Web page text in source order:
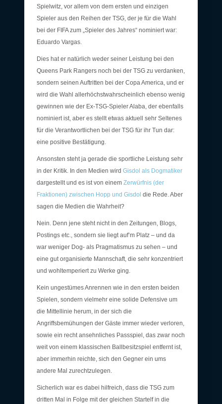
Spielwitz, vor allem von dem ersten und einzigen
Spieler aus den Reihen der TSG, der je für die Wahl
bei der FIFA zum „Spieler des Jahres“ nominiert war:
Eduardo Vargas.
Dies hat er natürlich weder seiner Leistung bei den
Queens Park Rangers noch bei der TSG zu verdanken,
sondern seinen Auftritten bei der Copa America, und er
wird die Wahl allerhöchstwahrscheinlich ebenso wenig
gewinnen wie der Ex-TSG-Spieler Alaba, der ebenfalls
nominiert ist, aber es stellt etwas aktuell sehr Seltenes
für die Verantwortlichen bei der TSG für ihr Tun dar:
eine positive Bestätigung.
Ansonsten steht ja gerade die sportliche Leistung sehr
in der Kritik. In den Medien wird Gisdol als Dogmatiker
dargestellt und es ist von einem Zerwürfnis (der
Fraktionen) zwischen Hopp und Gisdol die Rede. Aber
sagen die Medien die Wahrheit?
Nein. Denn jene steht nicht in den Zeitungen, Blogs,
Postings etc., sondern sie liegt auf’m Platz – und da
war weniger Dog- als Pragmatismus zu sehen – und
eine gut organisierte Mannschaft, die sehr konzentriert
und wohltemperiert zu Werke ging.
Kein ungestümes Anrennen wie in den ersten beiden
Spielen, sondern vielmehr eine solide Defensive um
die Mittellinie herum, in der sich die
Angriffsbemühungen der Gäste immer wieder verloren,
sowie ein recht ansehnliches Passspiel, das zwar noch
weit von einem klassischen Ballbesitzspiel entfernt ist,
aber immerhin reichte, sich den Gegner ein ums
andere Mal zurechtzulegen.
Sicherlich war es dabei hilfreich, dass die TSG zum
dritten Mal in Folge mit der gleichen Startelf in die